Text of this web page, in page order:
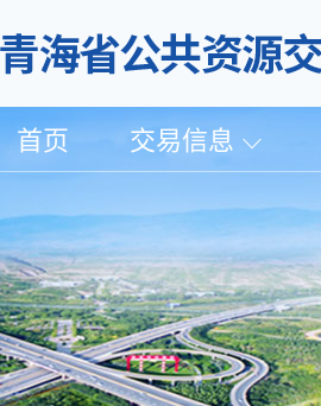
首页 交易信息